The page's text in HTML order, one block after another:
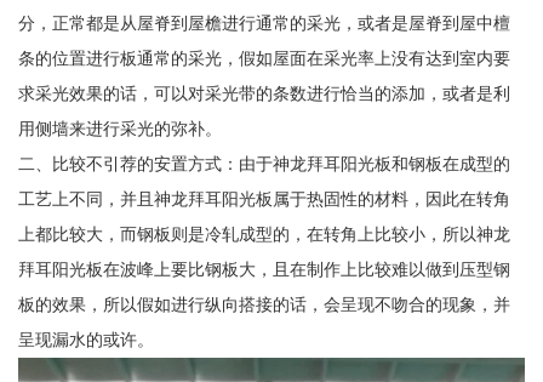
分，正常都是从屋脊到屋檐进行通常的采光，或者是屋脊到屋中檀
条的位置进行板通常的采光，假如屋面在采光率上没有达到室内要
求采光效果的话，可以对采光带的条数进行恰当的添加，或者是利
用侧墙来进行采光的弥补。
二、比较不引荐的安置方式：由于神龙拜耳阳光板和钢板在成型的
工艺上不同，并且神龙拜耳阳光板属于热固性的材料，因此在转角
上都比较大，而钢板则是冷轧成型的，在转角上比较小，所以神龙
拜耳阳光板在波峰上要比钢板大，且在制作上比较难以做到压型钢
板的效果，所以假如进行纵向搭接的话，会呈现不吻合的现象，并
呈现漏水的或许。